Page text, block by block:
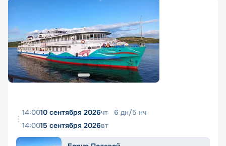
14:0010 сентября 2026чт 6 дн/5 нч
14:0015 сентября 2026вт